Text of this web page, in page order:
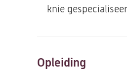
knie
Opleiding